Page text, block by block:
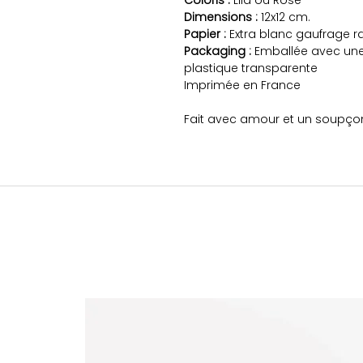
Dimensions : 12x12 cm.
Papier : Extra blanc gaufrage
Packaging : Emballée avec
plastique transparente
Imprimée en France
Fait avec amour et un